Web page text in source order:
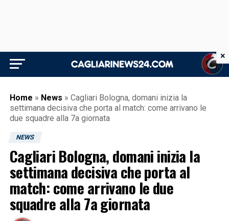
Home » News » Cagliari Bologna, domani inizia la
settimana decisiva che porta al match: come arrivano le
due squadre alla 7a giornata
NEWS
Cagliari Bologna, domani inizia la
settimana decisiva che porta al
match: come arrivano le due
squadre alla 7a giornata
×